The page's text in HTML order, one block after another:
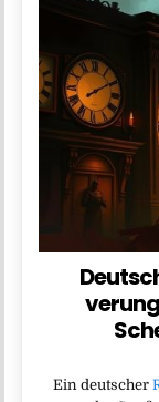
Ein deutscher